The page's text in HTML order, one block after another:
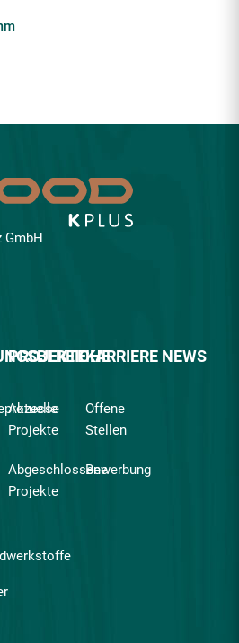
GmbH
PROJEKTE
Aktuelle
Projekte
Abgeschlossene
Projekte
KARRIERE
Offene
Stellen
Bewerbung
NEWS